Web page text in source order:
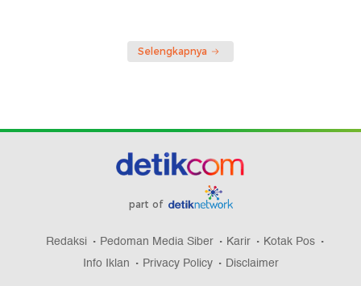
Selengkapnya
part of
Redaksi Pedoman Media Siber Karir
Kotak Pos
Info Iklan
Privacy Policy Disclaimer